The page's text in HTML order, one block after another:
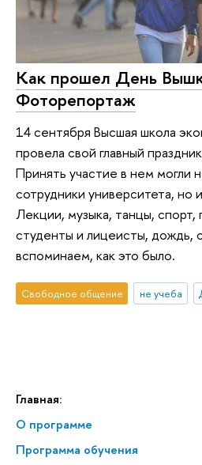
Главная:
О программе
Программа обучения
Как прошел День
Фоторепортаж
14 сентября Высшая школа
провела свой главный
Принять участие в нем могли
сотрудники университета,
Лекции, музыка, танцы, спорт,
студенты и лицеисты, дождь,
вспоминаем, как это было.
Свободное общение не учеба